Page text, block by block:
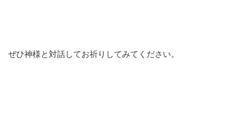
ぜひ神様と対話してお祈りしてみてください。